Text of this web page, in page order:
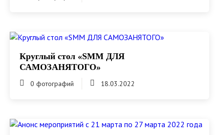
Круглый стол «SMM ДЛЯ
САМОЗАНЯТОГО»
0 фотографий 18.03.2022